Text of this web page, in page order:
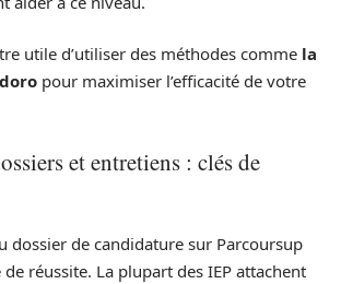
utile d’utiliser des méthodes comme la
pour maximiser l’efficacité de votre
et entretiens : clés de
dossier de candidature sur Parcoursup
réussite. La plupart des IEP attachent